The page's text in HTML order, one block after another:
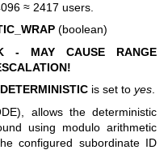
≈ 2417 users.
(boolean)
- MAY CAUSE RANGE
is set to yes.
allows the deterministic
using modulo arithmetic
configured subordinate ID